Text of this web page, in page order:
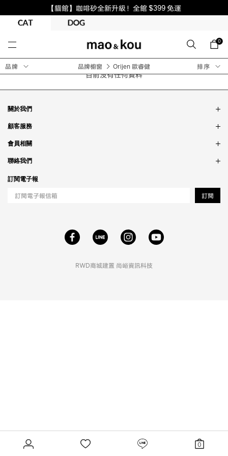
【貓館】咖啡砂全新升級！全館 $399 免運
0
0
品牌 排序
品牌櫥窗 Orijen 歐睿健
目前沒有任何資料
RWD商城建置 尚峪資訊科技
關於我們
品牌故事
銷售據點
隱私政策
顧客服務
訂單問題
付款問題
配送問題
會員相關
會員制度
紅利制度
聯絡我們
合作相關
工作職缺
訂閱電子報
訂閱